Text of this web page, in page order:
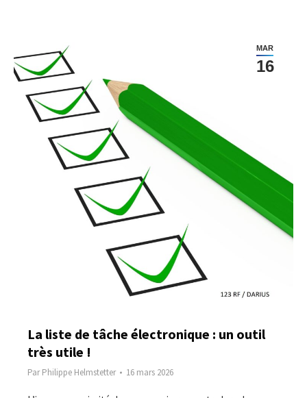
MAR
16
La liste de tâche électronique : un outil
très utile !
ParPhilippe Helmstetter 16 mars 2026